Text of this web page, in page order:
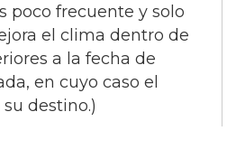
poco frecuente y solo
el clima dentro de
a la fecha de
en cuyo caso el
destino.)